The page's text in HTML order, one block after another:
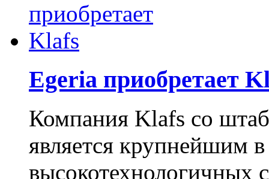
Egeria приобретает
Компания Klafs со
является крупнейшим
высокотехнологичных